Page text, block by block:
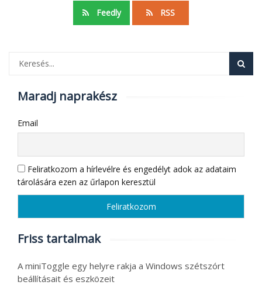
Feedly RSS
Maradj naprakész
Email
Feliratkozom a hírlevélre és engedélyt adok az adataim
tárolására ezen az űrlapon keresztül
Friss tartalmak
A miniToggle egy helyre rakja a Windows szétszórt
beállításait és eszközeit